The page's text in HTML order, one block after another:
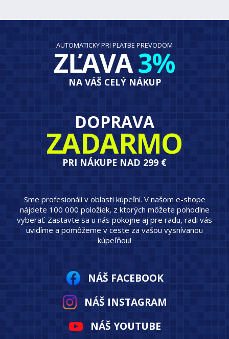
AUTOMATICKY PRI PLATBE PREVODOM
ZĽAVA3%
NA VÁŠ CELÝ NÁKUP
DOPRAVA
ZADARMO
PRI NÁKUPE NAD 299 €
Sme profesionáli v oblasti kúpeľní. V našom e-shope
nájdete 100 000 položiek, z ktorých môžete pohodlne
vyberať. Zastavte sa u nás pokojne aj pre radu, radi vás
uvidíme a pomôžeme v ceste za vašou vysnívanou
kúpeľňou!
NÁŠ FACEBOOK
NÁŠ INSTAGRAM
NÁŠ YOUTUBE